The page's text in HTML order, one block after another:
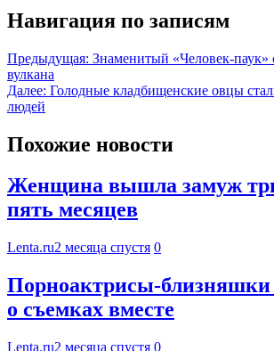
Навигация по записям
Предыдущая: Знаменитый «Человек-паук»
вулкана
Далее: Голодные кладбищенские овцы
людей
Похожие новости
Женщина вышла замуж
пять месяцев
Lenta.ru2 месяца спустя 0
Порноактрисы-близняшки
о съемках вместе
Lenta.ru2 месяца спустя 0